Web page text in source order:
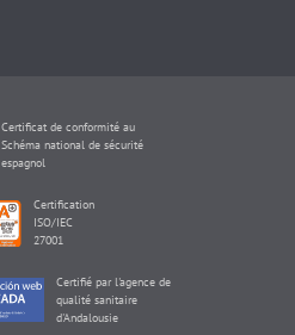
Certificat de conformité au
Schéma national de sécurité
espagnol
Certification
ISO/IEC
27001
Certifié par l'agence de
qualité sanitaire
d'Andalousie